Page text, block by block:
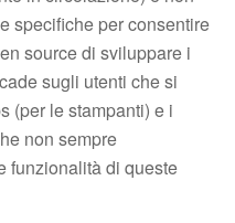
specifiche per consentire
source di sviluppare i
sugli utenti che si
(per le stampanti) e i
non sempre
funzionalità di queste